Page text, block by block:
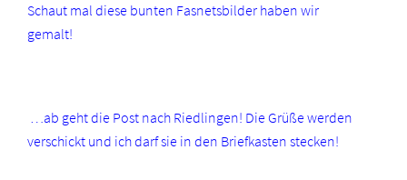
Schaut mal diese bunten Fasnetsbilder haben wir
gemalt!
…ab geht die Post nach Riedlingen! Die Grüße werden
verschickt und ich darf sie in den Briefkasten stecken!